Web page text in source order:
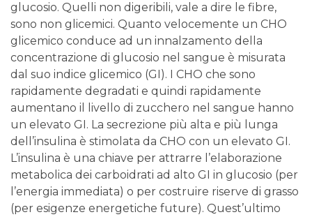
glucosio. Quelli non digeribili, vale a dire le fibre,
sono non glicemici. Quanto velocemente un CHO
glicemico conduce ad un innalzamento della
concentrazione di glucosio nel sangue è misurata
dal suo indice glicemico (GI). I CHO che sono
rapidamente degradati e quindi rapidamente
aumentano il livello di zucchero nel sangue hanno
un elevato GI. La secrezione più alta e più lunga
dell’insulina è stimolata da CHO con un elevato GI.
L’insulina è una chiave per attrarre l’elaborazione
metabolica dei carboidrati ad alto GI in glucosio (per
l’energia immediata) o per costruire riserve di grasso
(per esigenze energetiche future). Quest’ultimo